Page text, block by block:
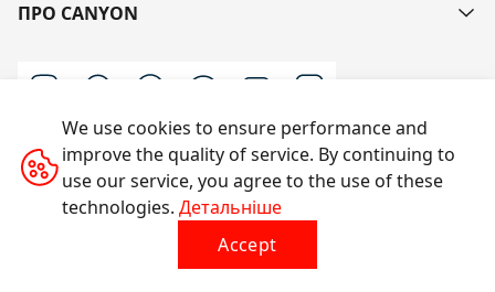
ПРО CANYON
Напишіть нам
Усі права захищено © 2014-2026 CANYON
We use cookies to ensure performance and
improve the quality of service. By continuing to
use our service, you agree to the use of these
technologies. Детальніше
Accept